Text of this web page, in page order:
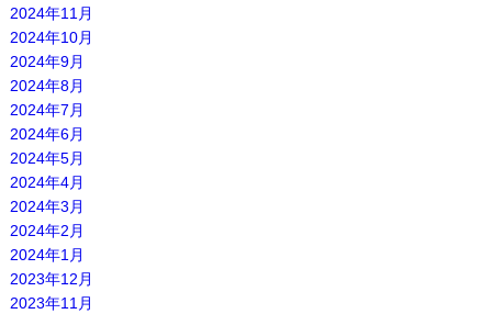
2024年11月
2024年10月
2024年9月
2024年8月
2024年7月
2024年6月
2024年5月
2024年4月
2024年3月
2024年2月
2024年1月
2023年12月
2023年11月